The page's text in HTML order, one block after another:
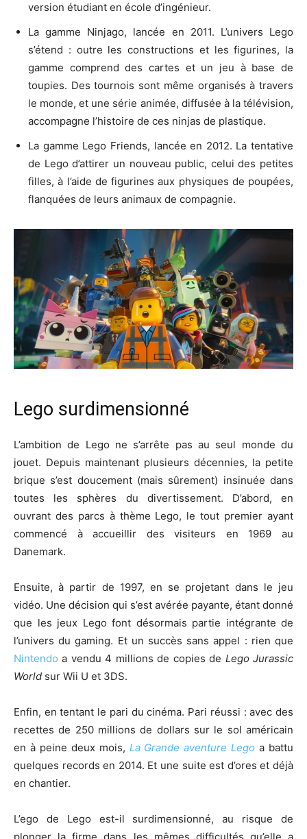
version étudiant en école d’ingénieur.
La gamme Ninjago, lancée en 2011. L’univers Lego
s’étend : outre les constructions et les figurines, la
gamme comprend des cartes et un jeu à base de
toupies. Des tournois sont même organisés à travers
le monde, et une série animée, diffusée à la télévision,
accompagne l’histoire de ces ninjas de plastique.
La gamme Lego Friends, lancée en 2012. La tentative
de Lego d’attirer un nouveau public, celui des petites
filles, à l’aide de figurines aux physiques de poupées,
flanquées de leurs animaux de compagnie.
Lego surdimensionné
L’ambition de Lego ne s’arrête pas au seul monde du
jouet. Depuis maintenant plusieurs décennies, la petite
brique s’est doucement (mais sûrement) insinuée dans
toutes les sphères du divertissement. D’abord, en
ouvrant des parcs à thème Lego, le tout premier ayant
commencé à accueillir des visiteurs en 1969 au
Danemark.
Ensuite, à partir de 1997, en se projetant dans le jeu
vidéo. Une décision qui s’est avérée payante, étant donné
que les jeux Lego font désormais partie intégrante de
l’univers du gaming. Et un succès sans appel : rien que
Nintendo a vendu 4 millions de copies de Lego Jurassic
World sur Wii U et 3DS.
Enfin, en tentant le pari du cinéma. Pari réussi : avec des
recettes de 250 millions de dollars sur le sol américain
en à peine deux mois, La Grande aventure Lego a battu
quelques records en 2014. Et une suite est d’ores et déjà
en chantier.
L’ego de Lego est-il surdimensionné, au risque de